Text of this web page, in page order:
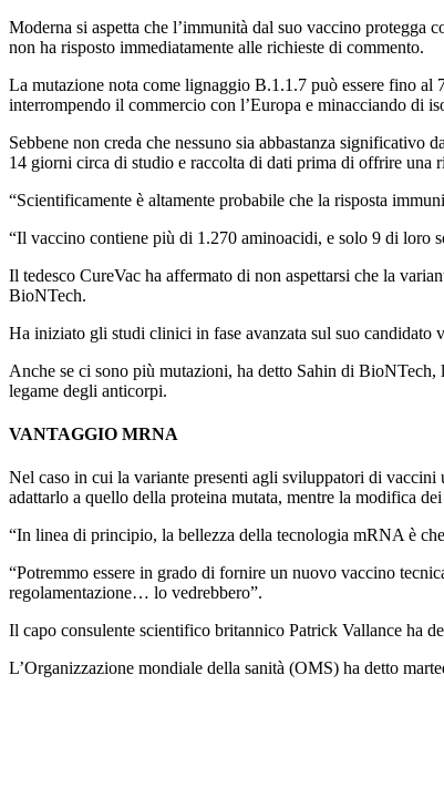
Moderna si aspetta che l’immunità dal suo vaccino protegga
non ha risposto immediatamente alle richieste di commento.
La mutazione nota come lignaggio B.1.1.7 può essere fino
interrompendo il commercio con l’Europa e minacciando di
Sebbene non creda che nessuno sia abbastanza
14 giorni circa di studio e raccolta di dati prima di offrire una
“Scientificamente è altamente probabile che la risposta
“Il vaccino contiene più di 1.270 aminoacidi, e solo 9 di loro
Il tedesco CureVac ha affermato di non aspettarsi che la
BioNTech.
Ha iniziato gli studi clinici in fase avanzata sul suo candidato
Anche se ci sono più mutazioni, ha detto Sahin di
legame degli anticorpi.
VANTAGGIO MRNA
Nel caso in cui la variante presenti agli sviluppatori di vaccini
adattarlo a quello della proteina mutata, mentre la modifica
“In linea di principio, la bellezza della tecnologia mRNA è
“Potremmo essere in grado di fornire un nuovo vaccino
regolamentazione… lo vedrebbero”.
Il capo consulente scientifico britannico Patrick Vallance ha
L’Organizzazione mondiale della sanità (OMS) ha detto